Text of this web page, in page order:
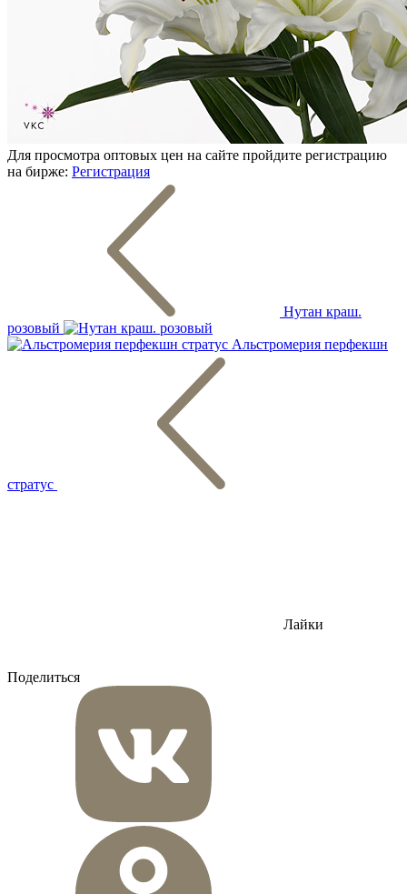
Для просмотра оптовых цен на сайте пройдите регистрацию
на бирже: Регистрация
Нутан краш.
розовый
Альстромерия перфекшн
стратус
Лайки
Поделиться